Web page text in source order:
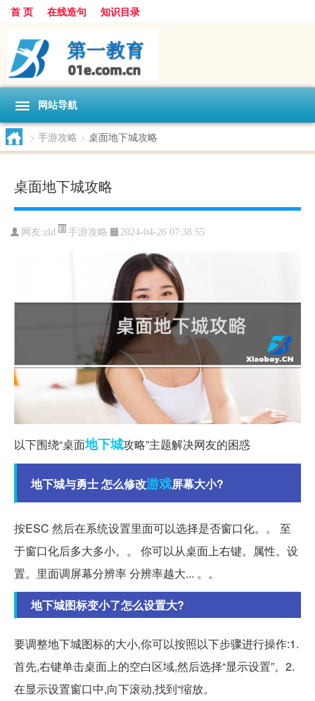
首 页 在线造句 知识目录
网站导航
> 手游攻略 > 桌面地下城攻略
桌面地下城攻略
网友:zld 手游攻略 2024-04-26 07:38:55
以下围绕“桌面地下城攻略”主题解决网友的困惑
地下城与勇士 怎么修改游戏屏幕大小?
按ESC 然后在系统设置里面可以选择是否窗口化。。 至
于窗口化后多大多小。。 你可以从桌面上右键。属性。设
置。里面调屏幕分辨率 分辨率越大... 。。
地下城图标变小了怎么设置大?
要调整地下城图标的大小,你可以按照以下步骤进行操作:1.
首先,右键单击桌面上的空白区域,然后选择“显示设置”。2.
在显示设置窗口中,向下滚动,找到“缩放。